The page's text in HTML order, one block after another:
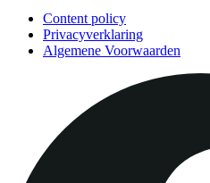
Content policy
Privacyverklaring
Algemene Voorwaarden